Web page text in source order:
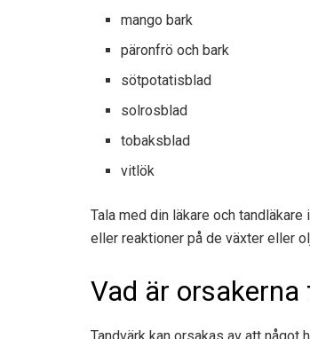
mango bark
päronfrö och bark
sötpotatisblad
solrosblad
tobaksblad
vitlök
Tala med din läkare och
eller reaktioner på de växter eller
Vad är orsakerna